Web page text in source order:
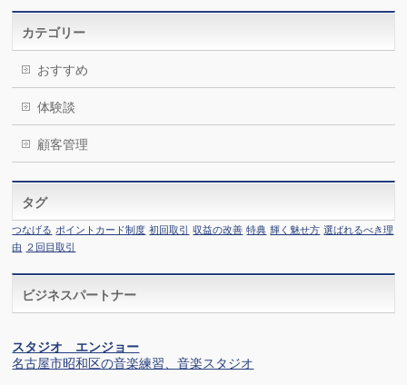
カテゴリー
おすすめ
体験談
顧客管理
タグ
つなげる ポイントカード制度 初回取引 収益の改善 特典 輝く魅せ方 選ばれるべき理
由
２回目取引
ビジネスパートナー
スタジオ エンジョー
名古屋市昭和区の音楽練習、音楽スタジオ